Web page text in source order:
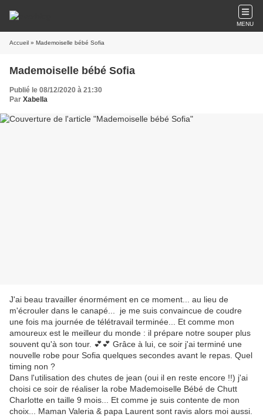
MENU
Accueil » Mademoiselle bébé Sofia
Mademoiselle bébé Sofia
Publié le 08/12/2020 à 21:30
Par Xabella
J'ai beau travailler énormément en ce moment... au lieu de
m'écrouler dans le canapé... je me suis convaincue de coudre
une fois ma journée de télétravail terminée... Et comme mon
amoureux est le meilleur du monde : il prépare notre souper plus
souvent qu'à son tour. 💕💕 Grâce à lui, ce soir j'ai terminé une
nouvelle robe pour Sofia quelques secondes avant le repas. Quel
timing non ?
Dans l'utilisation des chutes de jean (oui il en reste encore !!) j'ai
choisi ce soir de réaliser la robe Mademoiselle Bébé de Chutt
Charlotte en taille 9 mois... Et comme je suis contente de mon
choix... Maman Valeria & papa Laurent sont ravis alors moi aussi.